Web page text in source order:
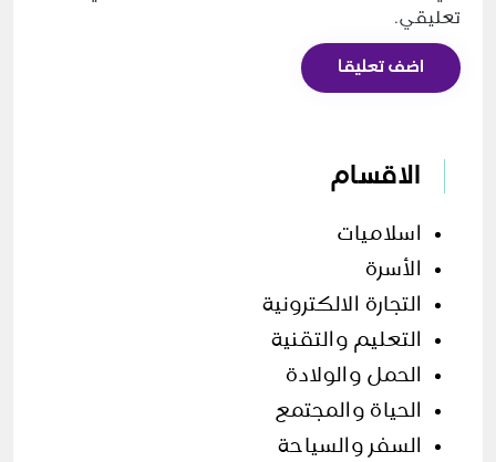
تعليقي.
اضف تعليقا
الاقسام
اسلاميات
الأسرة
التجارة الالكترونية
التعليم والتقنية
الحمل والولادة
الحياة والمجتمع
السفر والسياحة